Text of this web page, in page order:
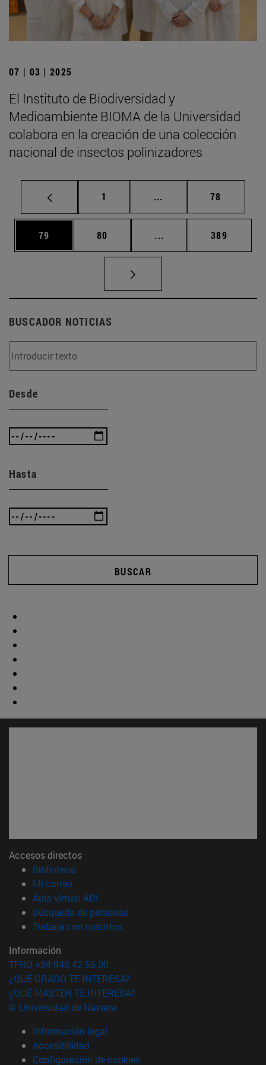
07 | 03 | 2025
El Instituto de Biodiversidad y
Medioambiente BIOMA de la Universidad
colabora en la creación de una colección
nacional de insectos polinizadores
Página
1 ... Páginas intermedias
Página
78
Página
79 Página
80 ... Páginas intermedias
Página
389
BUSCADOR NOTICIAS
Desde
Hasta
BUSCAR
Accesos directos
Biblioteca
Mi correo(abre en nueva ventana)
Aula virtual ADI
Búsqueda de personas(abre en nueva ventana)
Trabaja con nosotros(abre en nueva ventana)
Información
TFNO +34 948 42 56 00
¿QUÉ GRADO TE INTERESA?
¿QUÉ MÁSTER TE INTERESA?
© Universidad de Navarra
Información legal
Accesibilidad
Configuración de cookies